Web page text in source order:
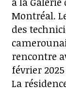
Montréal.
des
rencontre
février
La